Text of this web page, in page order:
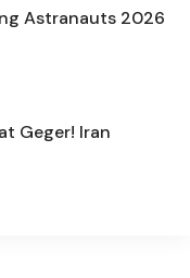
Astranauts 2026
Geger! Iran